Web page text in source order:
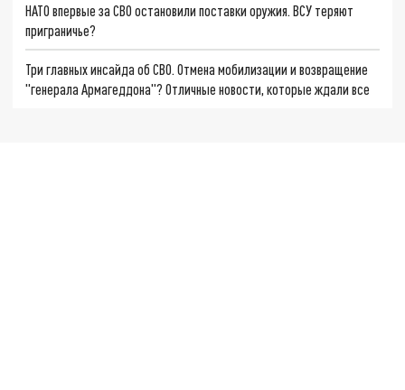
НАТО впервые за СВО остановили поставки оружия. ВСУ теряют
приграничье?
Три главных инсайда об СВО. Отмена мобилизации и возвращение
"генерала Армагеддона"? Отличные новости, которые ждали все